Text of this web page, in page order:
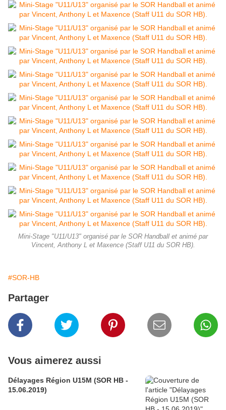
Mini-Stage "U11/U13" organisé par le SOR Handball et animé par
Vincent, Anthony L et Maxence (Staff U11 du SOR HB).
#SOR-HB
Partager
Vous aimerez aussi
Délayages Région U15M (SOR HB -
15.06.2019)